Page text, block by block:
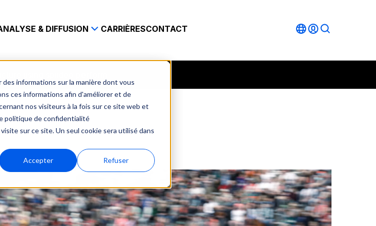
informations sur la manière dont vous
ces informations afin d'améliorer et de
nos visiteurs à la fois sur ce site web et
politique de confidentialité
sur ce site. Un seul cookie sera utilisé dans
Accepter Refuser
& DIFFUSION CARRIÈRESCONTACT